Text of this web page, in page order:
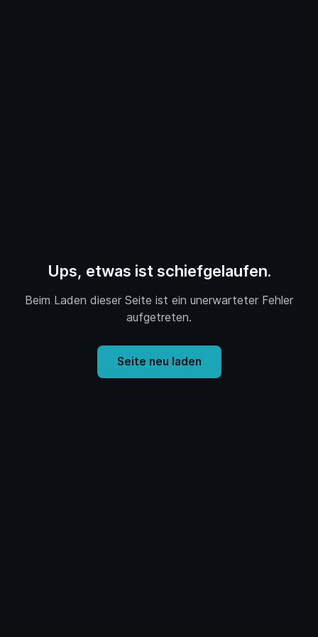
Ups, etwas ist schiefgelaufen.
Beim Laden dieser Seite ist ein unerwarteter Fehler
aufgetreten.
Seite neu laden